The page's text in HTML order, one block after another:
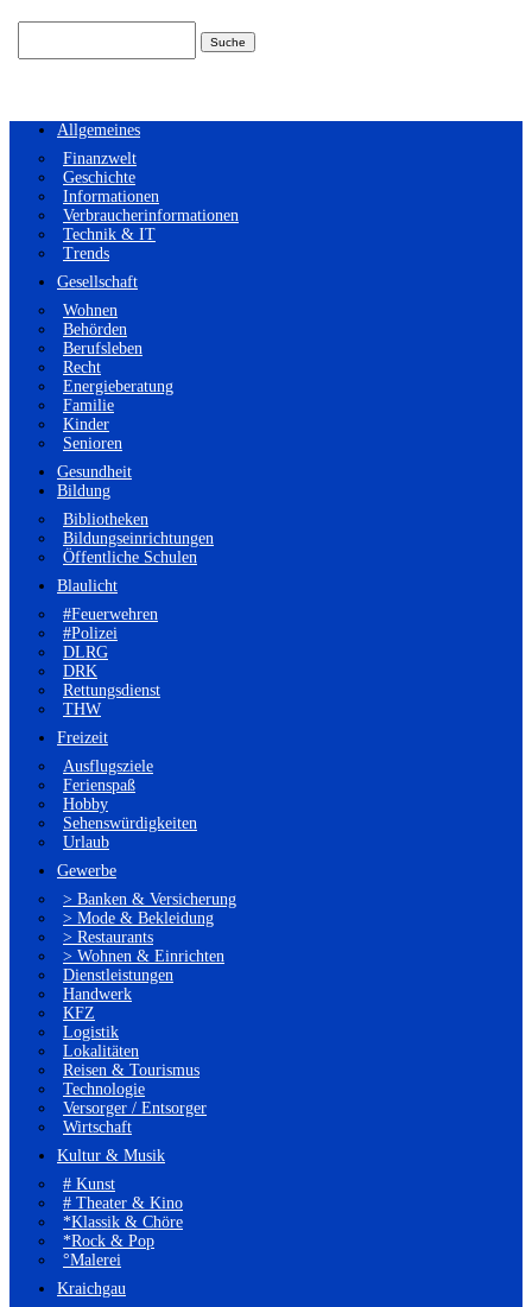
Allgemeines
Finanzwelt
Geschichte
Informationen
Verbraucherinformationen
Technik & IT
Trends
Gesellschaft
Wohnen
Behörden
Berufsleben
Recht
Energieberatung
Familie
Kinder
Senioren
Gesundheit
Bildung
Bibliotheken
Bildungseinrichtungen
Öffentliche Schulen
Blaulicht
#Feuerwehren
#Polizei
DLRG
DRK
Rettungsdienst
THW
Freizeit
Ausflugsziele
Ferienspaß
Hobby
Sehenswürdigkeiten
Urlaub
Gewerbe
> Banken & Versicherung
> Mode & Bekleidung
> Restaurants
> Wohnen & Einrichten
Dienstleistungen
Handwerk
KFZ
Logistik
Lokalitäten
Reisen & Tourismus
Technologie
Versorger / Entsorger
Wirtschaft
Kultur & Musik
# Kunst
# Theater & Kino
*Klassik & Chöre
*Rock & Pop
°Malerei
Kraichgau